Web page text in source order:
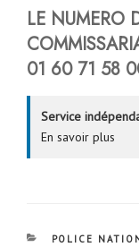
LE NUMERO
01 60 71 58
Service
En savoir plus
CATÉGORIES
POLICE